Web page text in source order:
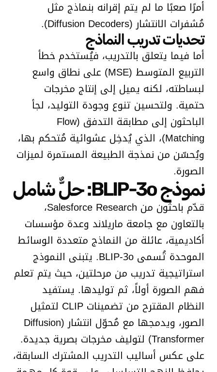
أمرًا صعبًا ما لم يتم إقرانه بنماذج مثل
مُشفرات الانتشار (Diffusion Decoders).
تحديات تدريب النماذج
أما فيما يتعلق بالتدريب، فيُستخدم خطأ
التربيع المتوسط (MSE) على نطاق واسع
لبساطته، لكنه يميل إلى إنتاج مخرجات
حتمية. ولتحسين تنوع وجودة التوليد، لجأ
الباحثون إلى مطابقة التدفق (Flow
Matching)، الذي يُدخِل عشوائية مُتحكم بها،
ويُحسّن من نمذجة الطبيعة المستمرة لميزات
الصورة.
نموذج BLIP-3o: حلٌّ شامل
قدّم باحثون من Salesforce Research،
بالتعاون مع جامعة ماريلاند وعدة مؤسسات
أكاديمية، عائلة من النماذج متعددة الوسائط
الموحدة تُسمى BLIP-3o. يتبنى النموذج
استراتيجية تدريب من مرحلتين، حيث يتم تعلم
فهم الصورة أولاً، ثم توليدها. يستفيد
النظام المقترح من تضمينات CLIP لتمثيل
الصور، ويدمجها مع مُحوّل انتشار (Diffusion
Transformer) لتوليف مخرجات بصرية جديدة.
على عكس أساليب التدريب المشترك السابقة،